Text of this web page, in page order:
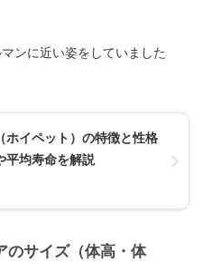
ンに近い姿をしていました
ホイペット）の特徴と性格
平均寿命を解説
のサイズ（体高・体